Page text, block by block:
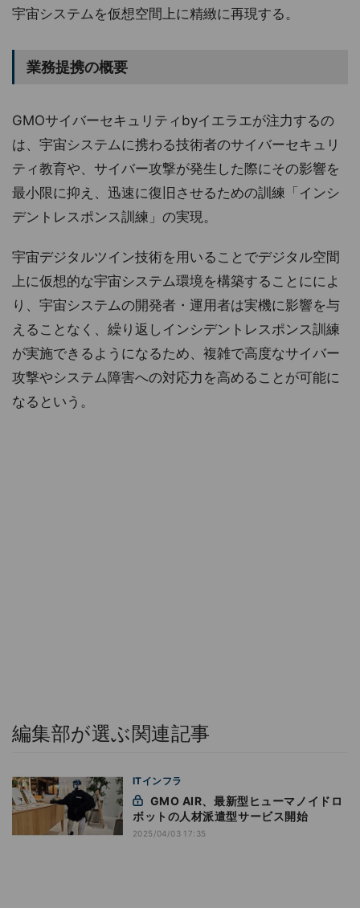
宇宙システムを仮想空間上に精緻に再現する。
業務提携の概要
GMOサイバーセキュリティbyイエラエが注力するの
は、宇宙システムに携わる技術者のサイバーセキュリ
ティ教育や、サイバー攻撃が発生した際にその影響を
最小限に抑え、迅速に復旧させるための訓練「インシ
デントレスポンス訓練」の実現。
宇宙デジタルツイン技術を用いることでデジタル空間
上に仮想的な宇宙システム環境を構築することにによ
り、宇宙システムの開発者・運用者は実機に影響を与
えることなく、繰り返しインシデントレスポンス訓練
が実施できるようになるため、複雑で高度なサイバー
攻撃やシステム障害への対応力を高めることが可能に
なるという。
編集部が選ぶ関連記事
ITインフラ
ボットの人材派遣型サービス開始
2025/04/03 17:35